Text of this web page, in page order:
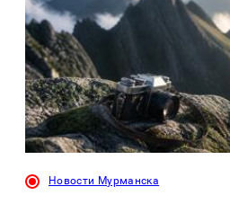
Новости Мурманска